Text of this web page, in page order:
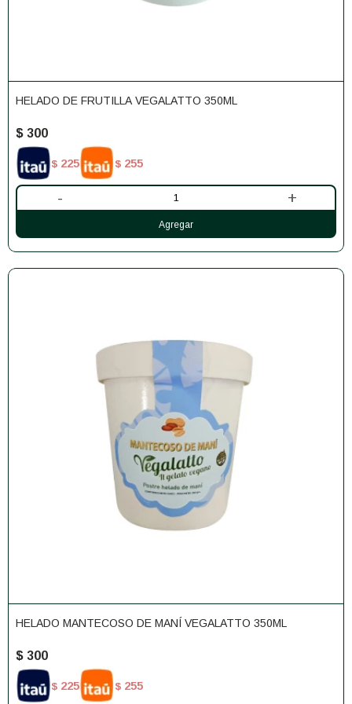
HELADO DE FRUTILLA VEGALATTO 350ML
$ 300
$ 225 $ 255
- +
HELADO MANTECOSO DE MANÍ VEGALATTO 350ML
$ 300
$ 225 $ 255